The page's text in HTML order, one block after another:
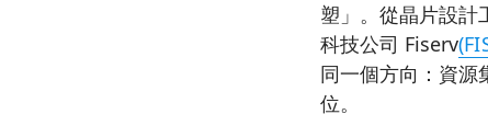
塑」。從晶片設計
科技公司 Fiserv
同一個方向：資源
位。